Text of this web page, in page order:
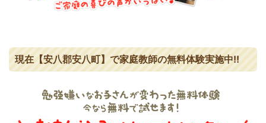
現在【安八郡安八町】で家庭教師の無料体験実施中!!